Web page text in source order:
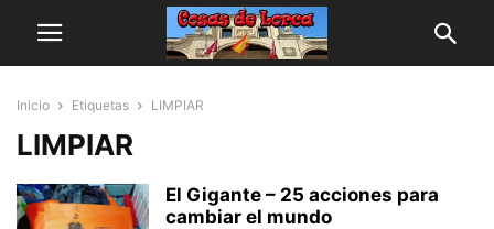
Inicio Etiquetas LIMPIAR
LIMPIAR
El Gigante – 25 acciones para
cambiar el mundo